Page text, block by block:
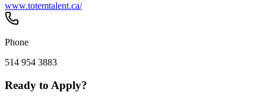
www.totemtalent.ca/
Phone
514 954 3883
Ready to Apply?